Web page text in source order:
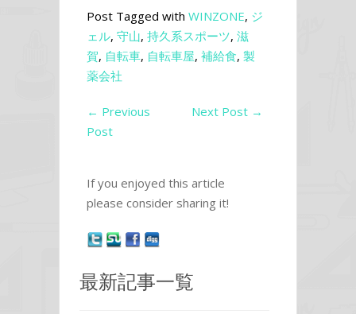
Post Tagged with WINZONE, ジ
ェル, 守山, 持久系スポーツ, 滋
賀, 自転車, 自転車屋, 補給食, 製
薬会社
← Previous
Post
Next Post →
If you enjoyed this article
please consider sharing it!
最新記事一覧